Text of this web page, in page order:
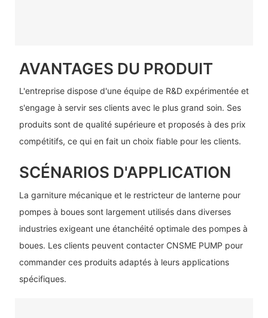
AVANTAGES DU PRODUIT
L'entreprise dispose d'une équipe de R&D expérimentée et
s'engage à servir ses clients avec le plus grand soin. Ses
produits sont de qualité supérieure et proposés à des prix
compétitifs, ce qui en fait un choix fiable pour les clients.
SCÉNARIOS D'APPLICATION
La garniture mécanique et le restricteur de lanterne pour
pompes à boues sont largement utilisés dans diverses
industries exigeant une étanchéité optimale des pompes à
boues. Les clients peuvent contacter CNSME PUMP pour
commander ces produits adaptés à leurs applications
spécifiques.